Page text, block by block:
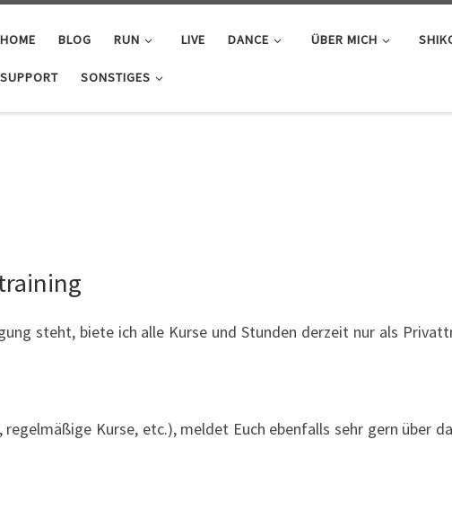
HOME BLOG RUN LIVE DANCE ÜBER MICH
SUPPORT SONSTIGES
steht, biete ich alle Kurse und Stunden derzeit nur als
Kurse, etc.), meldet Euch ebenfalls sehr gern über